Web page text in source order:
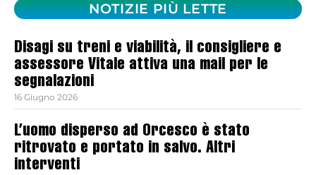
NOTIZIE PIÙ LETTE
Disagi su treni e viabilità, il consigliere e
assessore Vitale attiva una mail per le
segnalazioni
16 Giugno 2026
L’uomo disperso ad Orcesco è stato
ritrovato e portato in salvo. Altri
interventi